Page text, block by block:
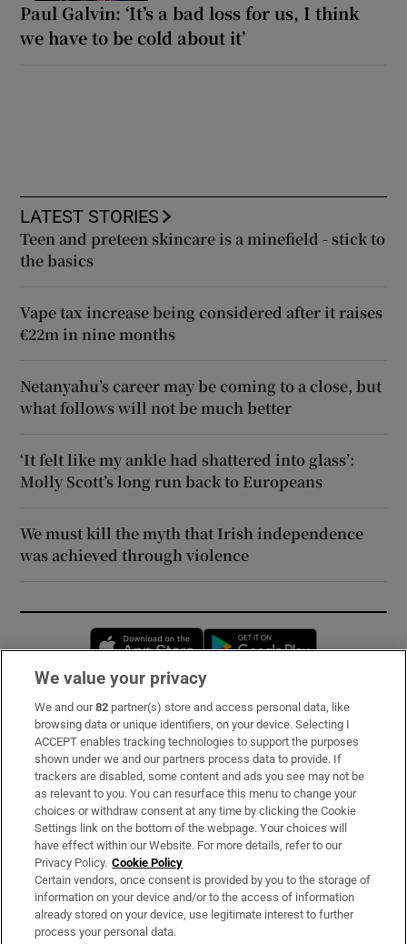
Paul Galvin: ‘It’s a bad loss for us, I think
we have to be cold about it’
LATEST STORIES
Teen and preteen skincare is a minefield - stick to
the basics
Vape tax increase being considered after it raises
€22m in nine months
Netanyahu’s career may be coming to a close, but
what follows will not be much better
‘It felt like my ankle had shattered into glass’:
Molly Scott’s long run back to Europeans
We must kill the myth that Irish independence
was achieved through violence
Opens in new window
Subscribe
Support
About Us
Irish Times Products & Services
OUR PARTNERS:
We value your privacy
We and our82 partner(s) store and access personal data, like
browsing data or unique identifiers, on your device. Selecting I
ACCEPT enables tracking technologies to support the purposes
shown under we and our partners process data to provide. If
trackers are disabled, some content and ads you see may not be
as relevant to you. You can resurface this menu to change your
choices or withdraw consent at any time by clicking the Cookie
Settings link on the bottom of the webpage. Your choices will
have effect within our Website. For more details, refer to our
Privacy Policy. Cookie Policy
Certain vendors, once consent is provided by you to the storage of
information on your device and/or to the access of information
already stored on your device, use legitimate interest to further
process your personal data.